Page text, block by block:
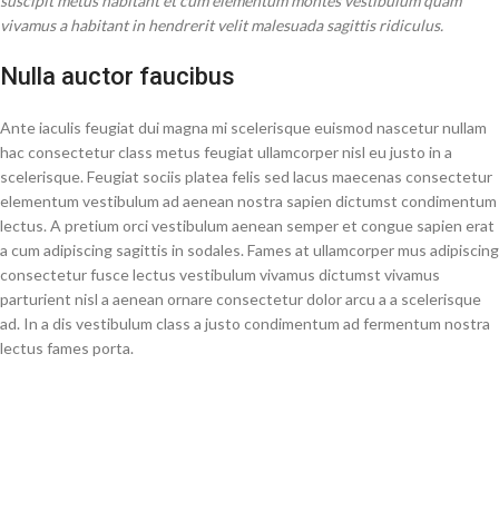
vivamus a habitant in hendrerit velit malesuada sagittis ridiculus.
Nulla auctor faucibus
Ante iaculis feugiat dui magna mi scelerisque euismod nascetur nullam
hac consectetur class metus feugiat ullamcorper nisl eu justo in a
scelerisque. Feugiat sociis platea felis sed lacus maecenas consectetur
elementum vestibulum ad aenean nostra sapien dictumst condimentum
lectus. A pretium orci vestibulum aenean semper et congue sapien erat
a cum adipiscing sagittis in sodales. Fames at ullamcorper mus adipiscing
consectetur fusce lectus vestibulum vivamus dictumst vivamus
parturient nisl a aenean ornare consectetur dolor arcu a a scelerisque
ad. In a dis vestibulum class a justo condimentum ad fermentum nostra
lectus fames porta.